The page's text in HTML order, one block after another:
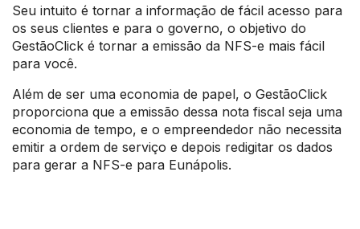
Seu intuito é tornar a informação de fácil acesso para
os seus clientes e para o governo, o objetivo do
GestãoClick é tornar a emissão da NFS-e mais fácil
para você.
Além de ser uma economia de papel, o GestãoClick
proporciona que a emissão dessa nota fiscal seja uma
economia de tempo, e o empreendedor não necessita
emitir a ordem de serviço e depois redigitar os dados
para gerar a NFS-e para Eunápolis.